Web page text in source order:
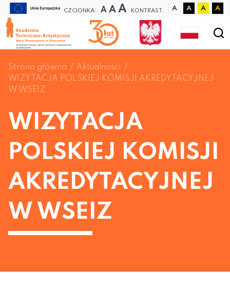
CZCIONKA: A A A KONTRAST: A A A A
Strona główna
Aktualności
WIZYTACJA POLSKIEJ KOMISJI AKREDYTACYJNEJ
W WSEIZ
WIZYTACJA
POLSKIEJ KOMISJI
AKREDYTACYJNEJ
W WSEIZ